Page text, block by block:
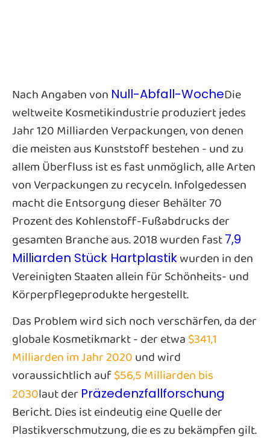
Nach Angaben von Null-Abfall-WocheDie
weltweite Kosmetikindustrie produziert jedes
Jahr 120 Milliarden Verpackungen, von denen
die meisten aus Kunststoff bestehen - und zu
allem Überfluss ist es fast unmöglich, alle Arten
von Verpackungen zu recyceln. Infolgedessen
macht die Entsorgung dieser Behälter 70
Prozent des Kohlenstoff-Fußabdrucks der
gesamten Branche aus. 2018 wurden fast7,9
Milliarden Stück Hartplastikwurden in den
Vereinigten Staaten allein für Schönheits- und
Körperpflegeprodukte hergestellt.
Das Problem wird sich noch verschärfen, da der
globale Kosmetikmarkt - der etwa$341,1
Milliarden im Jahr 2020und wird
voraussichtlich auf$56,5 Milliarden bis
2030laut der Präzedenzfallforschung
Bericht. Dies ist eindeutig eine Quelle der
Plastikverschmutzung, die es zu bekämpfen gilt.